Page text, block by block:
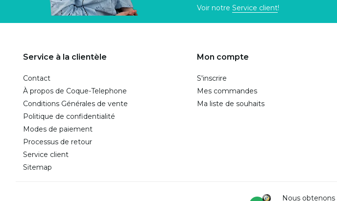
Voir notre Service client!
Service à la clientèle
Contact
À propos de Coque-Telephone
Conditions Générales de vente
Politique de confidentialité
Modes de paiement
Processus de retour
Service client
Sitemap
Mon compte
S'inscrire
Mes commandes
Ma liste de souhaits
Nous obtenons